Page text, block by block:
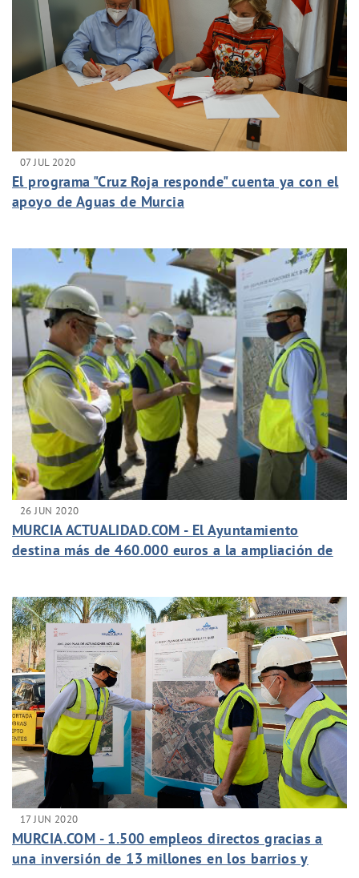
07 JUL 2020
El programa "Cruz Roja responde" cuenta ya con el
apoyo de Aguas de Murcia
26 JUN 2020
MURCIA ACTUALIDAD.COM - El Ayuntamiento
destina más de 460.000 euros a la ampliación de
17 JUN 2020
MURCIA.COM - 1.500 empleos directos gracias a
una inversión de 13 millones en los barrios y